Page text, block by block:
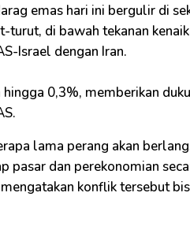
emas hari ini bergulir di
di bawah tekanan
Israel dengan Iran.
0,3%, memberikan
lama perang akan
pasar dan perekonomian
konflik tersebut